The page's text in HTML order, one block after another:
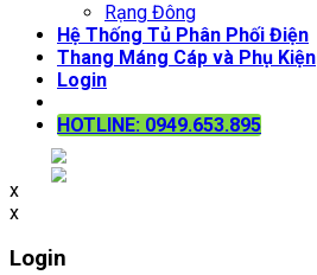
Rạng Đông
Hệ Thống Tủ Phân Phối Điện
Thang Máng Cáp và Phụ Kiện
Login
HOTLINE: 0949.653.895
x
x
Login